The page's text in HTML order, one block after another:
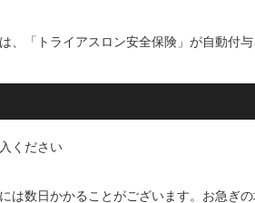
、「トライアスロン安全保険」が自動付
ください
は数日かかることがございます。お急